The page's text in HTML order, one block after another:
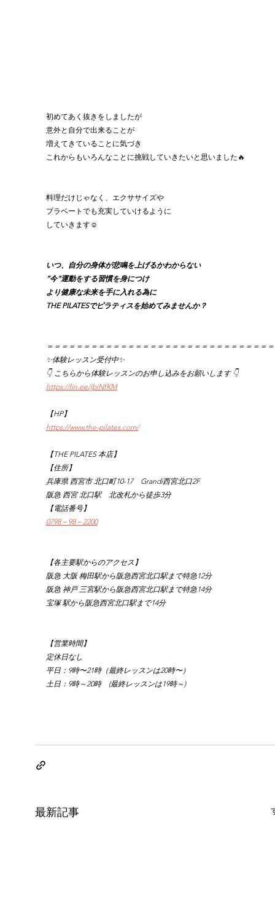
初めてあく抜きをしましたが
意外と自分で出来ることが
増えてきていることに気づき
これからもいろんなことに挑戦していきたいと思いました🔥
料理だけじゃなく、エクササイズや
プラベートでも充実していけるように
していきます☺️
いつ、自分の身体が悲鳴を上げるかわからない
”今”運動をする習慣を身につけ
より健康な未来を手に入れる為に
THE PILATESでピラティスを始めてみませんか？
＝＝＝＝＝＝＝＝＝＝＝＝＝＝＝＝＝＝＝＝＝＝＝＝＝＝＝＝＝＝
✨体験レッスン受付中✨
👇 こちらから体験レッスンのお申し込みをお願いします 👇
https://lin.ee/jbiNfKM
【HP】
https://www.the-pilates.com/
【THE PILATES 本店】
【住所】
兵庫県 西宮市 北口町10-17　Grandi西宮北口2F
阪急 西宮 北口駅　北改札から徒歩3分
【電話番号】
0798－98－2200
【各主要駅からのアクセス】
阪急 大阪 梅田駅から阪急西宮北口駅まで特急12分
阪急 神戸 三宮駅から阪急西宮北口駅まで特急14分
宝塚 駅から阪急西宮北口駅まで14分
【営業時間】
定休日なし
平日：9時〜21時（最終レッスンは20時〜）
土日：9時～20時　(最終レッスンは19時～)
最新記事